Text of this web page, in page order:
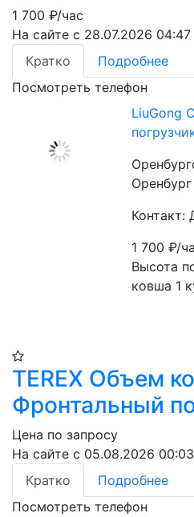
1 700 ₽/час
На сайте с 28.07.2026 04:47
Кратко
Подробнее
Посмотреть телефон
LiuGong
Оренбург
Контакт:
1 700₽/
Высота
ковша 1
TEREX Объем
Фронтальный
Цена по запросу
На сайте с 05.08.2026 00:03
Кратко
Подробнее
Посмотреть телефон